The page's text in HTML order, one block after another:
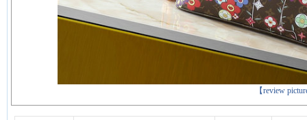
【review
下一张